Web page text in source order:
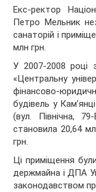
Екс-ректор
Петро Мельник
санаторій і
млн грн.
У 2007-2008 році
«Центральну
фінансово-
будівель у
(вул. Північна,
становила 20,64
грн.
Ці приміщення
держмайна і ДПА
законодавством